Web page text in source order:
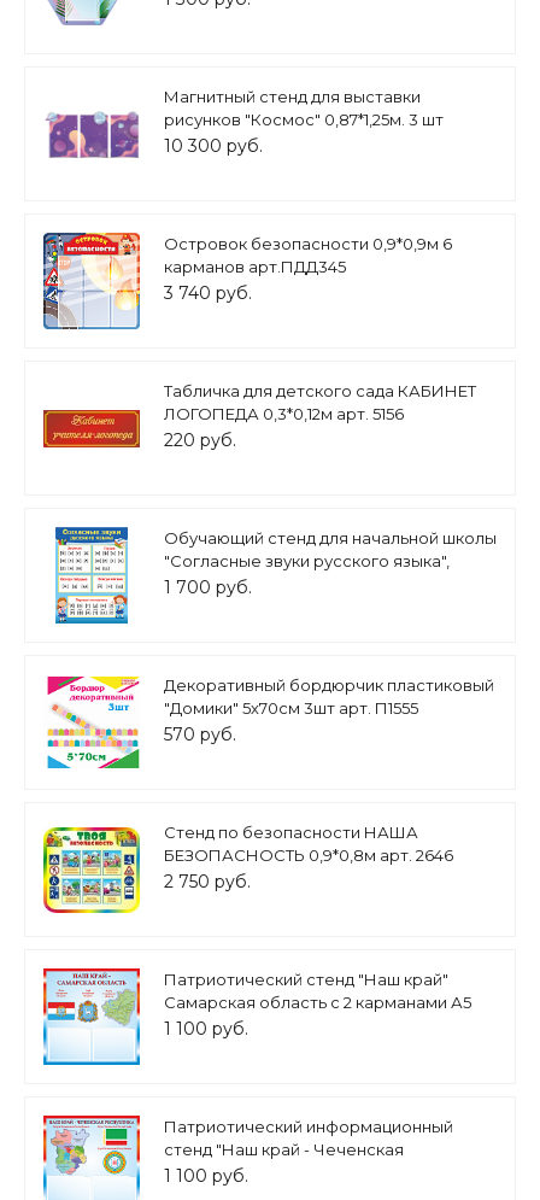
Магнитный стенд для выставки
рисунков "Космос" 0,87*1,25м. 3 шт
магнитный+3д фигуры арт.ИФ476
10 300 руб.
Островок безопасности 0,9*0,9м 6
карманов арт.ПДД345
3 740 руб.
Табличка для детского сада КАБИНЕТ
ЛОГОПЕДА 0,3*0,12м арт. 5156
220 руб.
Обучающий стенд для начальной школы
"Согласные звуки русского языка",
0,6*0,8м, арт. ШК3240
1 700 руб.
Декоративный бордюрчик пластиковый
"Домики" 5х70см 3шт арт. П1555
570 руб.
Стенд по безопасности НАША
БЕЗОПАСНОСТЬ 0,9*0,8м арт. 2646
2 750 руб.
Патриотический стенд "Наш край"
Самарская область с 2 карманами А5
0,5*0,5м. Арт. П1355
1 100 руб.
Патриотический информационный
стенд "Наш край - Чеченская
республика" 50х50см 2 кармана А5 арт.
1 100 руб.